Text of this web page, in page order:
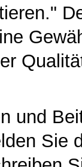
und
Sie